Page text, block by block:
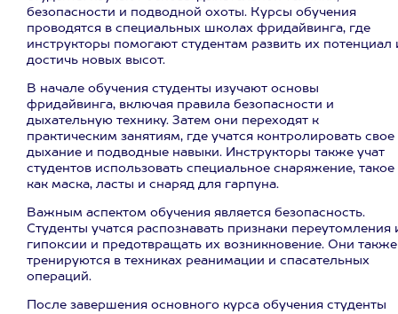
безопасности и подводной охоты. Курсы обучения
проводятся в специальных школах фридайвинга, где
инструкторы помогают студентам развить их потенциал
достичь новых высот.
В начале обучения студенты изучают основы
фридайвинга, включая правила безопасности и
дыхательную технику. Затем они переходят к
практическим занятиям, где учатся контролировать свое
дыхание и подводные навыки. Инструкторы также учат
студентов использовать специальное снаряжение, такое
как маска, ласты и снаряд для гарпуна.
Важным аспектом обучения является безопасность.
Студенты учатся распознавать признаки переутомления
гипоксии и предотвращать их возникновение. Они также
тренируются в техниках реанимации и спасательных
операций.
После завершения основного курса обучения студенты